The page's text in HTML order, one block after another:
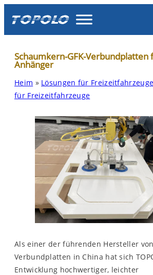
content
Schaumkern-GFK-Verbundplatten
Anhänger
Heim » Lösungen für Freizeitfahrzeuge
für Freizeitfahrzeuge
Als einer der führenden Hersteller
Verbundplatten in China hat sich
Entwicklung hochwertiger, leichter